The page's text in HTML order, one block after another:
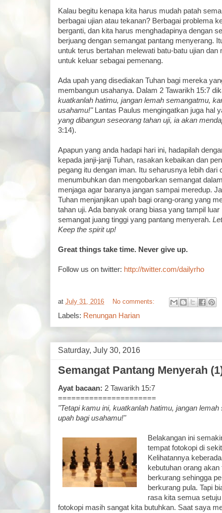
Kalau begitu kenapa kita harus mudah patah
berbagai ujian atau tekanan? Berbagai problema
berganti, dan kita harus menghadapinya dengan
berjuang dengan semangat pantang menyerang.
untuk terus bertahan melewati batu-batu ujian dan
untuk keluar sebagai pemenang.
Ada upah yang disediakan Tuhan bagi mereka
membangun usahanya. Dalam 2 Tawarikh 15:7
kuatkanlah hatimu, jangan lemah semangatmu,
usahamu!" Lantas Paulus mengingatkan juga hal
yang dibangun seseorang tahan uji, ia akan
3:14).
Apapun yang anda hadapi hari ini, hadapilah
kepada janji-janji Tuhan, rasakan kebaikan dan
pegang itu dengan iman. Itu seharusnya lebih dari
menumbuhkan dan mengobarkan semangat
menjaga agar baranya jangan sampai meredup.
Tuhan menjanjikan upah bagi orang-orang yang
tahan uji. Ada banyak orang biasa yang tampil
semangat juang tinggi yang pantang menyerah.
Keep the spirit up!
Great things take time. Never give up.
Follow us on twitter: http://twitter.com/dailyrho
at July 31, 2016 No comments:
Labels: Renungan Harian
Saturday, July 30, 2016
Semangat Pantang Menyerah
Ayat bacaan: 2 Tawarikh 15:7
======================
"Tetapi kamu ini, kuatkanlah hatimu, jangan
upah bagi usahamu!"
Belakangan ini
tempat fotokopi di
Kelihatannya
kebutuhan orang
berkurang sehingga
berkurang pula. Tapi
rasa kita semua
fotokopi masih sangat kita butuhkan. Saat saya